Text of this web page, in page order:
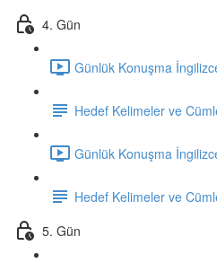
4. Gün
Günlük Konuşma
Hedef Kelimeler ve
Günlük Konuşma
Hedef Kelimeler ve
5. Gün